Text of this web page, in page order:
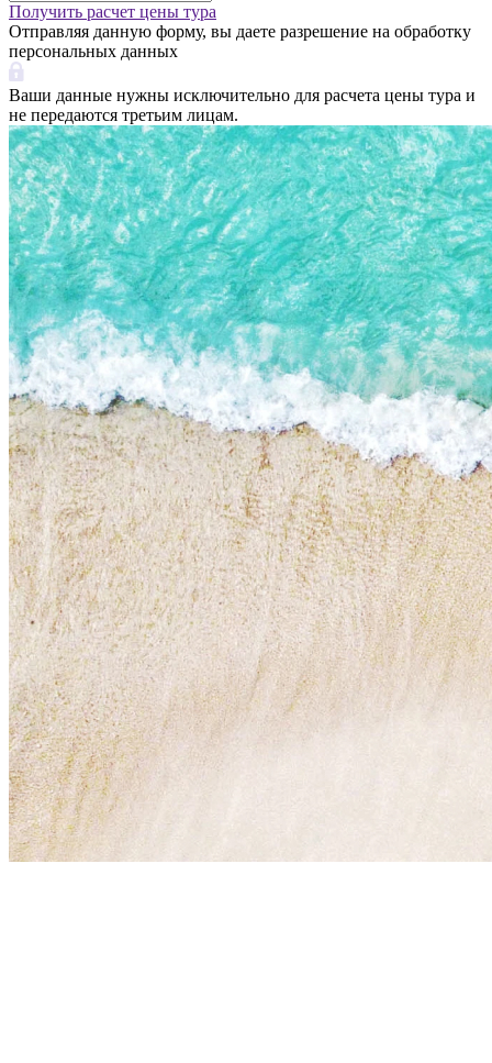
Получить расчет цены тура
Отправляя данную форму, вы даете разрешение на обработку
персональных данных
Ваши данные нужны исключительно для расчета цены тура и
не передаются третьим лицам.